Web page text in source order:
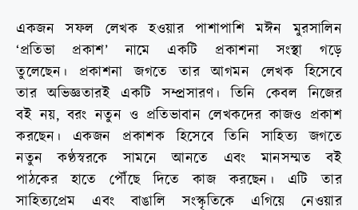
একজন সফল লেখক হওয়ার পাশাপাশি মঈন মুরসালিন
‘প্রতিভা প্রকাশ’ নামে একটি প্রকাশনা সংস্থা গড়ে
তুলেছেন। প্রকাশনা জগতে তার আগমন লেখক হিসেবে
তার অভিজ্ঞতারই একটি সম্প্রসারণ। তিনি কেবল নিজের
বই নয়, বরং নতুন ও প্রতিভাবান লেখকদের কাজও প্রকাশ
করছেন। একজন প্রকাশক হিসেবে তিনি সাহিত্য জগতে
নতুন কণ্ঠস্বরকে সামনে আনতে এবং মানসম্মত বই
পাঠকের হাতে পৌঁছে দিতে কাজ করছেন। এটি তার
সাহিত্যপ্রেম এবং বাঙালি সংস্কৃতিকে এগিয়ে নেওয়ার